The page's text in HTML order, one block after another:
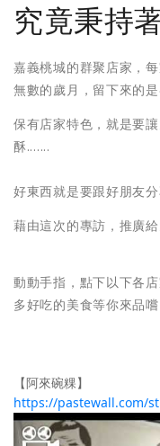
究竟秉持
嘉義桃城的群聚店家，
無數的歲月，留下來的
保有店家特色，就是要
酥.......
好東西就是要跟好朋友
藉由這次的專訪，推廣
動動手指，點下以下各
多好吃的美食等你來品嚐
【阿來碗粿】
https://pastewall.com/